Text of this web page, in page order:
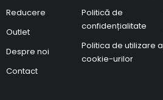
Reducere
Outlet
Despre noi
Contact
Politică de
confidențialitate
Politica de utilizare a
cookie-urilor